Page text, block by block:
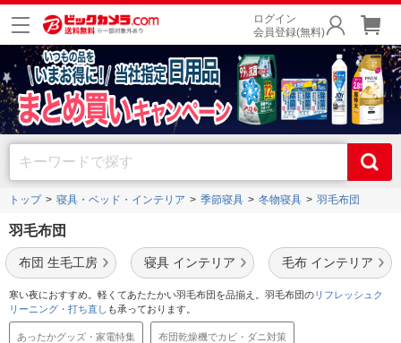
ログイン
会員登録(無料)
トップ 寝具・ベッド・インテリア 季節寝具 冬物寝具 羽毛布団
羽毛布団
布団 生毛工房 寝具 インテリア 毛布 インテリア
寒い夜におすすめ。軽くてあたたかい羽毛布団を品揃え。羽毛布団のリフレッシュク
リーニング・打ち直し も承っております。
あったかグッズ・家電特集 布団乾燥機でカビ・ダニ対策